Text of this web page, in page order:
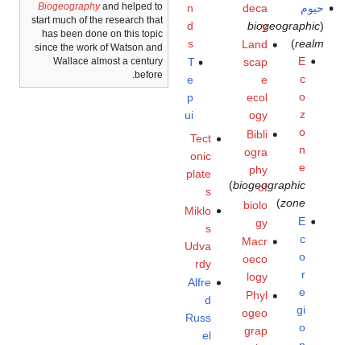
Biogeographyand helped to
start much of the research that
has been done on this topic
since the work of Watson and
Wallace almost a century
before.
حيوم
(
biogeographic
realm
)
E
c
o
z
o
n
e
(biogeographic
zone
)
E
c
o
r
e
gi
o
deca
y
Land
scap
e
ecol
ogy
Bibli
ogra
phy
of
biolo
gy
Macr
oeco
logy
Phyl
ogeo
grap
n
d
s
T
e
p
ui
Tect
onic
plate
s
Miklo
s
Udva
rdy
Alfre
d
Russ
el